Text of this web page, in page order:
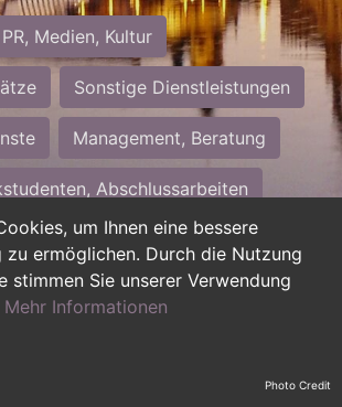
um Ihnen eine bessere
ermöglichen. Durch die Nutzung
stimmen Sie unserer Verwendung
Mehr Informationen
Medien, Kultur
Sonstige Dienstleistungen
Management, Beratung
Abschlussarbeiten
Assistenz, Sekretariat
und Nebenjobs
duale Ausbildung Photo Credit